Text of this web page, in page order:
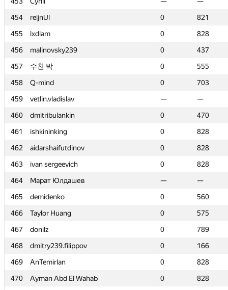
454
reijnUl 0
821
455
lxdlam 0
828
456
malinovsky239 0
437
457
수찬 박 0
555
458
Q-mind 0
703
459
vetlin.vladislav —
—
460
dmitribulankin 0
470
461
ishkininking 0
828
462
aidarshaifutdinov 0
828
463
ivan sergeevich 0
828
464
Марат Юлдашев —
—
465
demidenko 0
560
466
Taylor Huang 0
575
467
donilz 0
789
468
dmitry239.filippov 0
166
469
AnTemirlan 0
828
470
Ayman Abd El Wahab 0
828
454
reijnUl 0
821
455
lxdlam 0
828
456
malinovsky239 0
437
457
수찬 박 0
555
458
Q-mind 0
703
459
vetlin.vladislav —
—
460
dmitribulankin 0
470
461
ishkininking 0
828
462
aidarshaifutdinov 0
828
463
ivan sergeevich 0
828
464
Марат Юлдашев —
—
465
demidenko 0
560
466
Taylor Huang 0
575
467
donilz 0
789
468
dmitry239.filippov 0
166
469
AnTemirlan 0
828
470
Ayman Abd El Wahab 0
828